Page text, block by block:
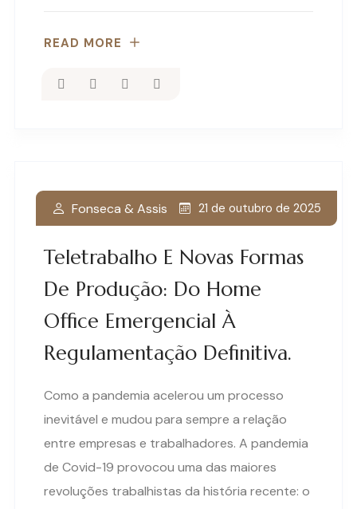
READ MORE
Teletrabalho E Novas Formas
De Produção: Do Home
Office Emergencial À
Regulamentação Definitiva.
Fonseca & Assis 21 de outubro de 2025
Como a pandemia acelerou um processo
inevitável e mudou para sempre a relação
entre empresas e trabalhadores. A pandemia
de Covid-19 provocou uma das maiores
revoluções trabalhistas da história recente: o